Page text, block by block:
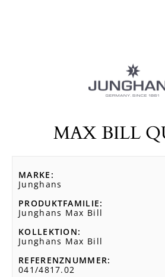
MAX BILL
MARKE
Junghans
PRODUKTFAMILIE
Junghans Max Bill
KOLLEKTION
Junghans Max Bill
REFERENZNUMMER
041/4817.02